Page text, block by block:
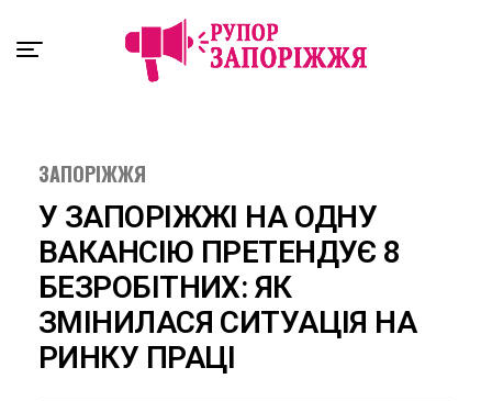
ЗАПОРІЖЖЯ
У ЗАПОРІЖЖІ НА ОДНУ
ВАКАНСІЮ ПРЕТЕНДУЄ 8
БЕЗРОБІТНИХ: ЯК
ЗМІНИЛАСЯ СИТУАЦІЯ НА
РИНКУ ПРАЦІ
Exit mobile version